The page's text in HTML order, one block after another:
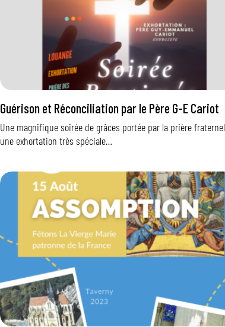
Guérison et Réconciliation par le Père G-E Cariot
Une magnifique soirée de grâces portée par la prière
une exhortation très spéciale…